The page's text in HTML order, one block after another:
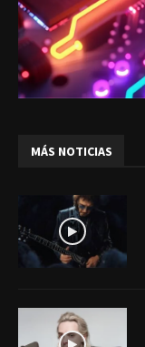
MÁS NOTICIAS